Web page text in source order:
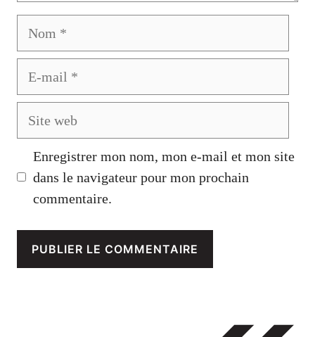
Enregistrer mon nom, mon e-mail et mon site
dans le navigateur pour mon prochain
commentaire.